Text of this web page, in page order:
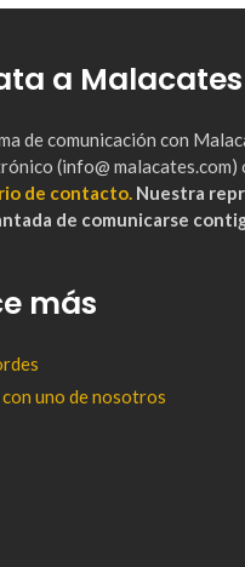
a Malacates
de comunicación con
(info@ malacates.com)
de contacto. Nuestra
de comunicarse
más
uno de nosotros